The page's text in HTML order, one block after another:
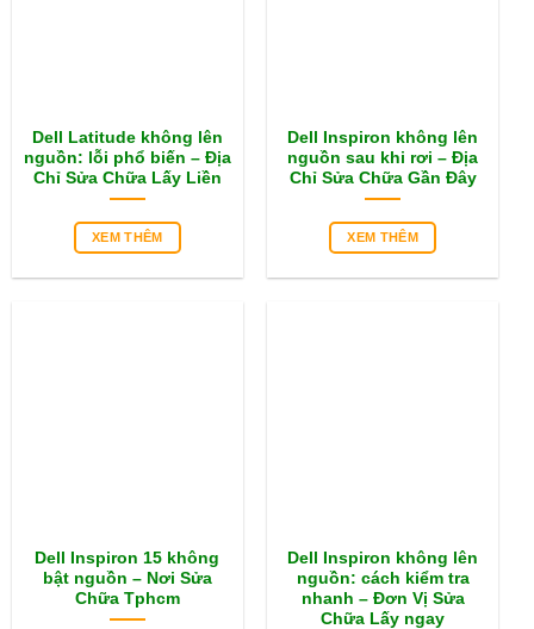
Dell Latitude không lên
nguồn: lỗi phổ biến – Địa
Chỉ Sửa Chữa Lấy Liền
XEM THÊM
Dell Inspiron không lên
nguồn sau khi rơi – Địa
Chỉ Sửa Chữa Gần Đây
XEM THÊM
Dell Inspiron 15 không
bật nguồn – Nơi Sửa
Chữa Tphcm
Dell Inspiron không lên
nguồn: cách kiểm tra
nhanh – Đơn Vị Sửa
Chữa Lấy ngay